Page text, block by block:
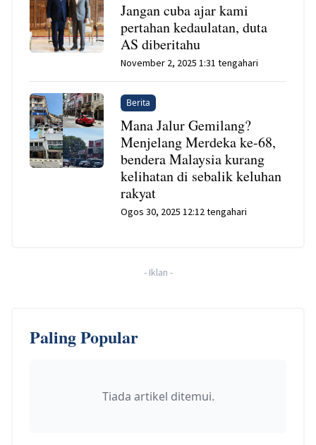
Jangan cuba ajar kami
pertahan kedaulatan, duta
AS diberitahu
November 2, 2025 1:31 tengahari
Berita
Mana Jalur Gemilang?
Menjelang Merdeka ke-68,
bendera Malaysia kurang
kelihatan di sebalik keluhan
rakyat
Ogos 30, 2025 12:12 tengahari
- Iklan -
Paling Popular
Tiada artikel ditemui.